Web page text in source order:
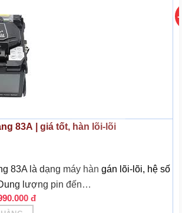
83A | giá tốt, hàn lõi-lõi
83A là dạng máy hàn gán lõi-lõi, hệ số
lượng pin đến…
đ